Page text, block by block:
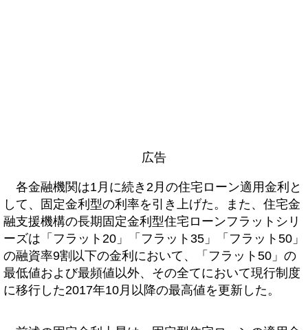
広告
各金融機関は1月に続き2月の住宅ローン適用金利と
して、固定金利型の利率を引き上げた。また、住宅金
融支援機構の長期固定金利型住宅ローンフラットシリ
ーズは「フラット20」「フラット35」「フラット50」
の融資率9割以下の金利において、「フラット50」の
最低値および最頻値以外、その全てにおいて現行制度
に移行した2017年10月以降の最高値を更新した。